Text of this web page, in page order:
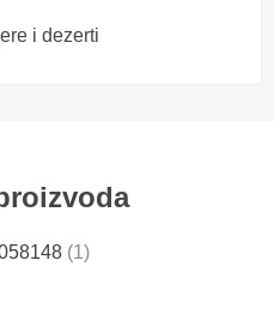
i dezerti
(1)